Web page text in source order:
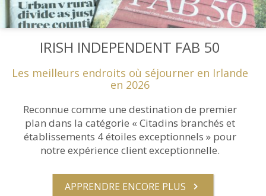
IRISH INDEPENDENT FAB 50
Les meilleurs endroits où séjourner en Irlande
en 2026
Reconnue comme une destination de premier
plan dans la catégorie « Citadins branchés et
établissements 4 étoiles exceptionnels » pour
notre expérience client exceptionnelle.
APPRENDRE ENCORE PLUS